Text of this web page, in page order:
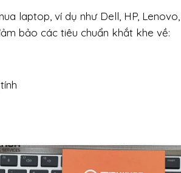
laptop, ví dụ như Dell, HP, Lenovo,
bảo các tiêu chuẩn khắt khe về: